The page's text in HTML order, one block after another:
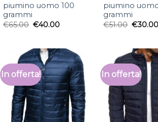
piumino uomo 100
grammi
€65.00 €40.00
piumino
grammi
€51.00 €30.00
In offerta! In offerta!